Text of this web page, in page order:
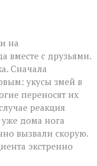
на
вместе с друзьями.
Сначала
укусы змей в
переносят их
реакция
уже дома нога
вызвали скорую.
экстренно